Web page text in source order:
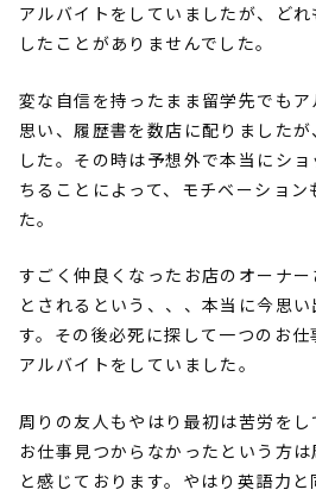
アルバイトをしていましたが、ど
したことがありませんでした。
変な自信を持ったまま留学先でも
思い、履歴書を数店に配りました
した。その時は予想外で本当にシ
ちることによって、モチベーション
た。
すごく仲良くなったお店のオーナ
とされるという、、、本当に今思
す。その後必死に探して一つのお
アルバイトをしていました。
周りの友人もやはり最初は苦労を
お仕事見つからなかったという方
と感じております。やはり英語力